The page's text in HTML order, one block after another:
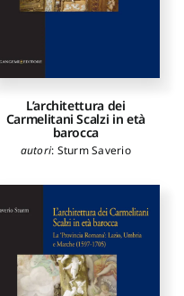
L’architettura dei
Carmelitani Scalzi in età
barocca
autori: Sturm Saverio